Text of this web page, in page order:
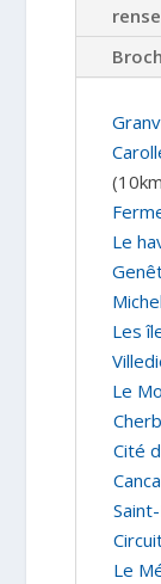
Le
Michel
Les
Le
Cité
Le